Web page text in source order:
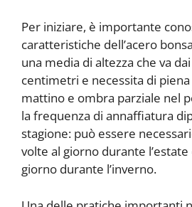
Per iniziare, è importante
caratteristiche dell’acero
una media di altezza che va
centimetri e necessita di
mattino e ombra parziale nel
la frequenza di annaffiatura
stagione: può essere
volte al giorno durante l’estate
giorno durante l’inverno.